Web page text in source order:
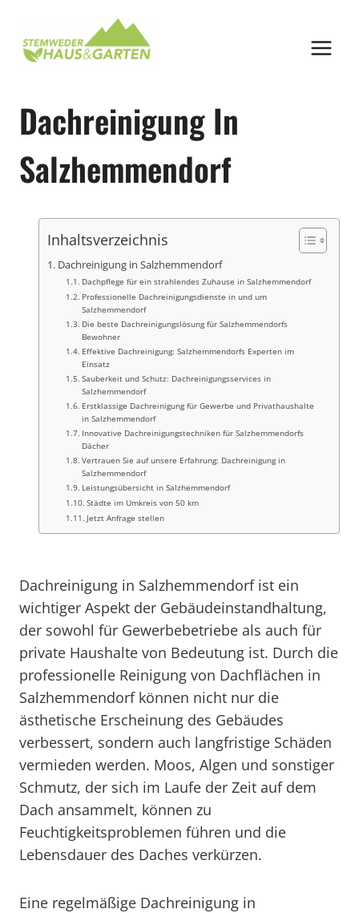
springen
Dachreinigung In
Salzhemmendorf
Inhaltsverzeichnis
Dachreinigung in Salzhemmendorf
Dachpflege für ein strahlendes Zuhause in Salzhemmendorf
Professionelle Dachreinigungsdienste in und um
Salzhemmendorf
Die beste Dachreinigungslösung für Salzhemmendorfs
Bewohner
Effektive Dachreinigung: Salzhemmendorfs Experten im
Einsatz
Sauberkeit und Schutz: Dachreinigungsservices in
Salzhemmendorf
Erstklassige Dachreinigung für Gewerbe und Privathaushalte
in Salzhemmendorf
Innovative Dachreinigungstechniken für Salzhemmendorfs
Dächer
Vertrauen Sie auf unsere Erfahrung: Dachreinigung in
Salzhemmendorf
Leistungsübersicht in Salzhemmendorf
Städte im Umkreis von 50 km
Jetzt Anfrage stellen
Dachreinigung in Salzhemmendorf ist ein
wichtiger Aspekt der Gebäudeinstandhaltung,
der sowohl für Gewerbebetriebe als auch für
private Haushalte von Bedeutung ist. Durch die
professionelle Reinigung von Dachflächen in
Salzhemmendorf können nicht nur die
ästhetische Erscheinung des Gebäudes
verbessert, sondern auch langfristige Schäden
vermieden werden. Moos, Algen und sonstiger
Schmutz, der sich im Laufe der Zeit auf dem
Dach ansammelt, können zu
Feuchtigkeitsproblemen führen und die
Lebensdauer des Daches verkürzen.
Eine regelmäßige Dachreinigung in